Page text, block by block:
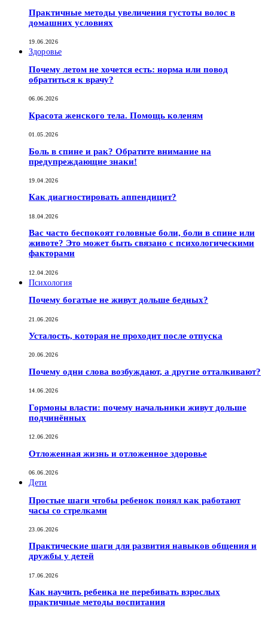
Практичные методы увеличения густоты волос в
домашних условиях
19.06.2026
Здоровье
Почему летом не хочется есть: норма или повод
обратиться к врачу?
06.06.2026
Красота женского тела. Помощь коленям
01.05.2026
Боль в спине и рак? Обратите внимание на
предупреждающие знаки!
19.04.2026
Как диагностировать аппендицит?
18.04.2026
Вас часто беспокоят головные боли, боли в спине или
животе? Это может быть связано с психологическими
факторами
12.04.2026
Психология
Почему богатые не живут дольше бедных?
21.06.2026
Усталость, которая не проходит после отпуска
20.06.2026
Почему одни слова возбуждают, а другие отталкивают?
14.06.2026
Гормоны власти: почему начальники живут дольше
подчинённых
12.06.2026
Отложенная жизнь и отложенное здоровье
06.06.2026
Дети
Простые шаги чтобы ребенок понял как работают
часы со стрелками
23.06.2026
Практические шаги для развития навыков общения и
дружбы у детей
17.06.2026
Как научить ребенка не перебивать взрослых
практичные методы воспитания